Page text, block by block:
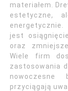
materiałem.
estetyczne,
jest
oraz
Wiele firm
zastosowania
nowoczesne
przyciągają